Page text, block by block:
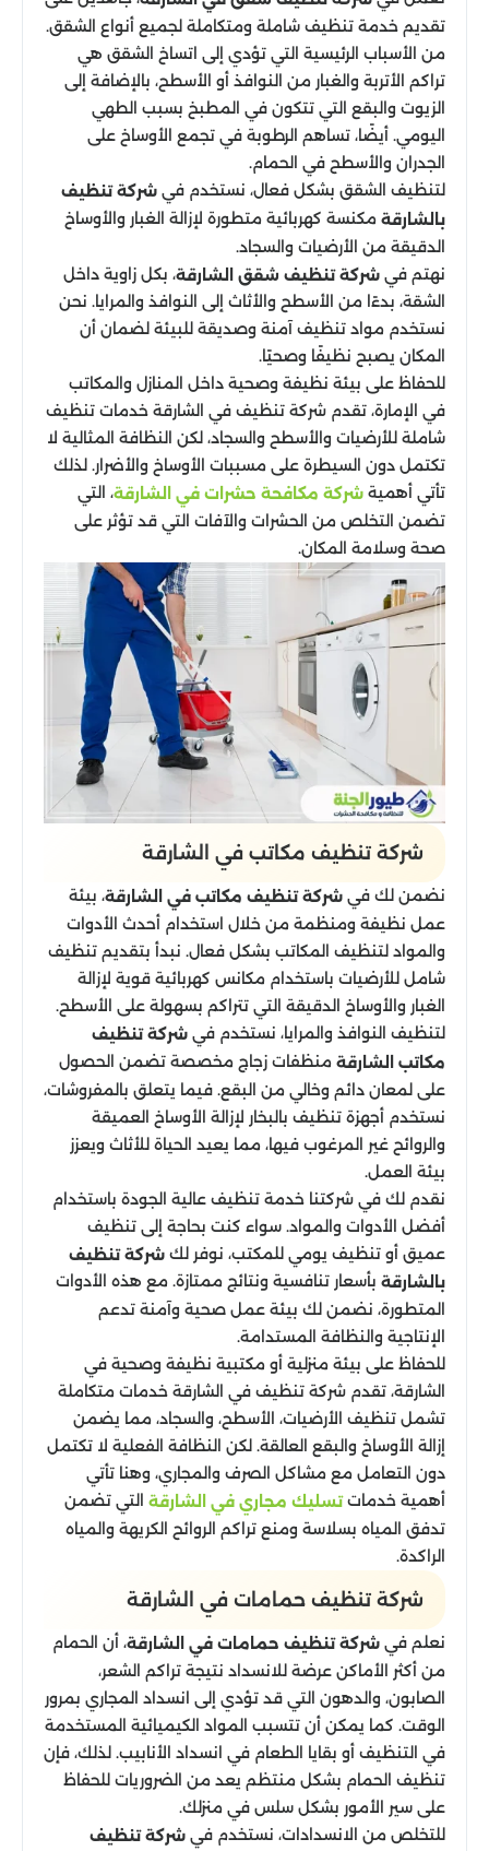
تقديم خدمة تنظيف شاملة ومتكاملة لجميع أنواع الشقق.
من الأسباب الرئيسية التي تؤدي إلى اتساخ الشقق هي
تراكم الأتربة والغبار من النوافذ أو الأسطح، بالإضافة إلى
الزيوت والبقع التي تتكون في المطبخ بسبب الطهي
اليومي. أيضًا، تساهم الرطوبة في تجمع الأوساخ على
الجدران والأسطح في الحمام.
لتنظيف الشقق بشكل فعال، نستخدم في شركة تنظيف
بالشارقة مكنسة كهربائية متطورة لإزالة الغبار والأوساخ
الدقيقة من الأرضيات والسجاد.
نهتم في شركة تنظيف شقق الشارقة، بكل زاوية داخل
الشقة، بدءًا من الأسطح والأثاث إلى النوافذ والمرايا. نحن
نستخدم مواد تنظيف آمنة وصديقة للبيئة لضمان أن
المكان يصبح نظيفًا وصحيًا.
للحفاظ على بيئة نظيفة وصحية داخل المنازل والمكاتب
في الإمارة، تقدم شركة تنظيف في الشارقة خدمات تنظيف
شاملة للأرضيات والأسطح والسجاد، لكن النظافة المثالية لا
تكتمل دون السيطرة على مسببات الأوساخ والأضرار. لذلك
تأتي أهمية شركة مكافحة حشرات في الشارقة، التي
تضمن التخلص من الحشرات والآفات التي قد تؤثر على
صحة وسلامة المكان.
شركة تنظيف مكاتب في الشارقة
نضمن لك في شركة تنظيف مكاتب في الشارقة، بيئة
عمل نظيفة ومنظمة من خلال استخدام أحدث الأدوات
والمواد لتنظيف المكاتب بشكل فعال. نبدأ بتقديم تنظيف
شامل للأرضيات باستخدام مكانس كهربائية قوية لإزالة
الغبار والأوساخ الدقيقة التي تتراكم بسهولة على الأسطح.
لتنظيف النوافذ والمرايا، نستخدم في شركة تنظيف
مكاتب الشارقة منظفات زجاج مخصصة تضمن الحصول
على لمعان دائم وخالي من البقع. فيما يتعلق بالمفروشات،
نستخدم أجهزة تنظيف بالبخار لإزالة الأوساخ العميقة
والروائح غير المرغوب فيها، مما يعيد الحياة للأثاث ويعزز
بيئة العمل.
نقدم لك في شركتنا خدمة تنظيف عالية الجودة باستخدام
أفضل الأدوات والمواد. سواء كنت بحاجة إلى تنظيف
عميق أو تنظيف يومي للمكتب، نوفر لك شركة تنظيف
بالشارقة بأسعار تنافسية ونتائج ممتازة. مع هذه الأدوات
المتطورة، نضمن لك بيئة عمل صحية وآمنة تدعم
الإنتاجية والنظافة المستدامة.
للحفاظ على بيئة منزلية أو مكتبية نظيفة وصحية في
الشارقة، تقدم شركة تنظيف في الشارقة خدمات متكاملة
تشمل تنظيف الأرضيات، الأسطح، والسجاد، مما يضمن
إزالة الأوساخ والبقع العالقة. لكن النظافة الفعلية لا تكتمل
دون التعامل مع مشاكل الصرف والمجاري، وهنا تأتي
أهمية خدماتتسليك مجاري في الشارقة التي تضمن
تدفق المياه بسلاسة ومنع تراكم الروائح الكريهة والمياه
الراكدة.
شركة تنظيف حمامات في الشارقة
نعلم في شركة تنظيف حمامات في الشارقة، أن الحمام
من أكثر الأماكن عرضة للانسداد نتيجة تراكم الشعر،
الصابون، والدهون التي قد تؤدي إلى انسداد المجاري بمرور
الوقت. كما يمكن أن تتسبب المواد الكيميائية المستخدمة
في التنظيف أو بقايا الطعام في انسداد الأنابيب. لذلك، فإن
تنظيف الحمام بشكل منتظم يعد من الضروريات للحفاظ
على سير الأمور بشكل سلس في منزلك.
للتخلص من الانسدادات، نستخدم في شركة تنظيف